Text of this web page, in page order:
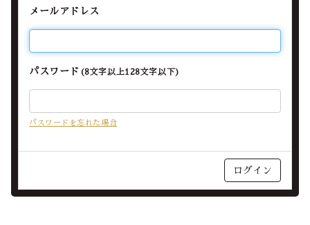
メールアドレス
パスワード (8文字以上128文字以下)
パスワードを忘れた場合